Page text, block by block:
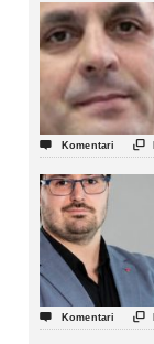
 Komentari 
 Komentari 